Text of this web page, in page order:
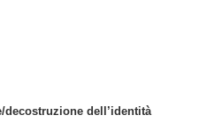
dell’identità